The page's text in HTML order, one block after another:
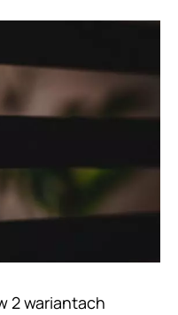
2 wariantach